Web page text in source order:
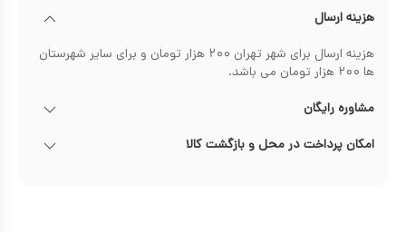
هزینه ارسال
هزینه ارسال برای شهر تهران ۲۰۰ هزار تومان و برای سایر شهرستان
ها ۲۰۰ هزار تومان می باشد.
مشاوره رایگان
امکان پرداخت در محل و بازگشت کالا